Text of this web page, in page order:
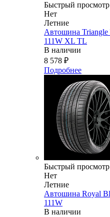
Быстрый просмотр
Нет
Летние
Автошина Triangle
111W XL TL
В наличии
8 578 ₽
Подробнее
Быстрый просмотр
Нет
Летние
Автошина Royal
111W
В наличии